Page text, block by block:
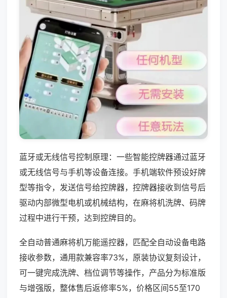
蓝牙或无线信号控制原理：一些智能控牌器通过蓝牙
或无线信号与手机等设备连接。手机端软件预设好牌
型等指令，发送信号给控牌器，控牌器接收到信号后
驱动内部微型电机或机械结构，在麻将机洗牌、码牌
过程中进行干预，达到控牌目的。
全自动普通麻将机万能遥控器，匹配全自动设备电路
接收参数，通用款兼容率73%，原装协议复刻设计，
可一键完成洗牌、档位调节等操作，产品分为标准版
与增强版，整体售后返修率5%，价格区间55至170